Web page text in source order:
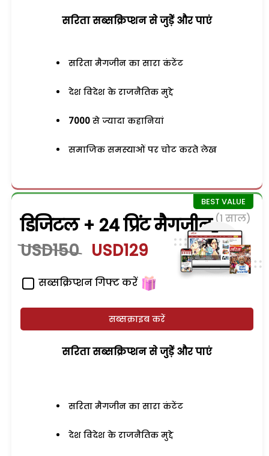
सरिता सब्सक्रिप्शन से जुड़ेें और पाएं
सरिता मैगजीन का सारा कंटेंट
देश विदेश के राजनैतिक मुद्दे
7000 से ज्यादा कहानियां
समाजिक समस्याओं पर चोट करते लेख
डिजिटल + 24 प्रिंट मैगजीन (1 साल)
USD150 USD129
सब्सक्रिप्शन गिफ्ट करें
सब्सक्राइब करें
सरिता सब्सक्रिप्शन से जुड़ेें और पाएं
सरिता मैगजीन का सारा कंटेंट
देश विदेश के राजनैतिक मुद्दे